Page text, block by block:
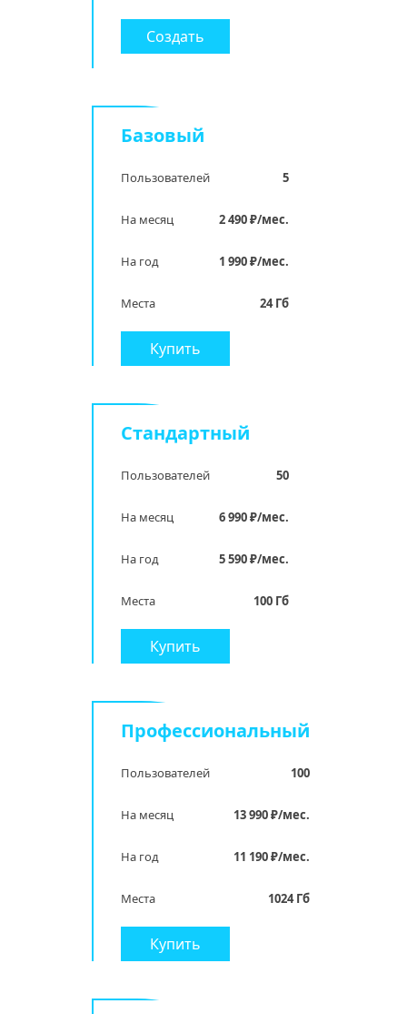
Создать
Базовый
Пользователей 5
На месяц 2 490 ₽/мес.
На год 1 990 ₽/мес.
Места 24 Гб
Купить
Стандартный
Пользователей 50
На месяц 6 990 ₽/мес.
На год 5 590 ₽/мес.
Места 100 Гб
Купить
Профессиональный
Пользователей 100
На месяц 13 990 ₽/мес.
На год 11 190 ₽/мес.
Места 1024 Гб
Купить